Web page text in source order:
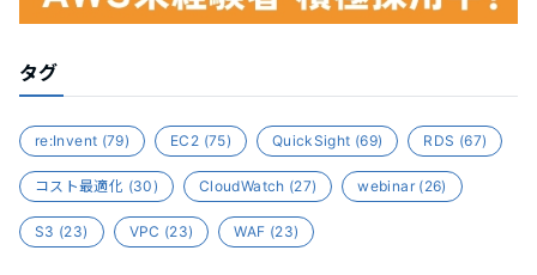
タグ
re:Invent (79) EC2 (75) QuickSight (69) RDS (67)
コスト最適化 (30) CloudWatch (27) webinar(26)
S3 (23) VPC (23) WAF (23)